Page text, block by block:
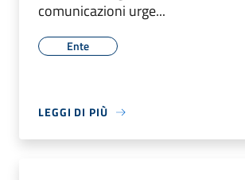
comunicazioni urge...
Ente
LEGGI DI PIÙ